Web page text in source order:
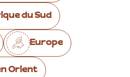
du Sud
Europe
Orient